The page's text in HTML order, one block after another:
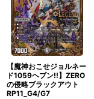
【魔神おこせジョルネー
ド1059ヘブン!!】ZERO
の侵略ブラックアウト
RP11_G4/G7